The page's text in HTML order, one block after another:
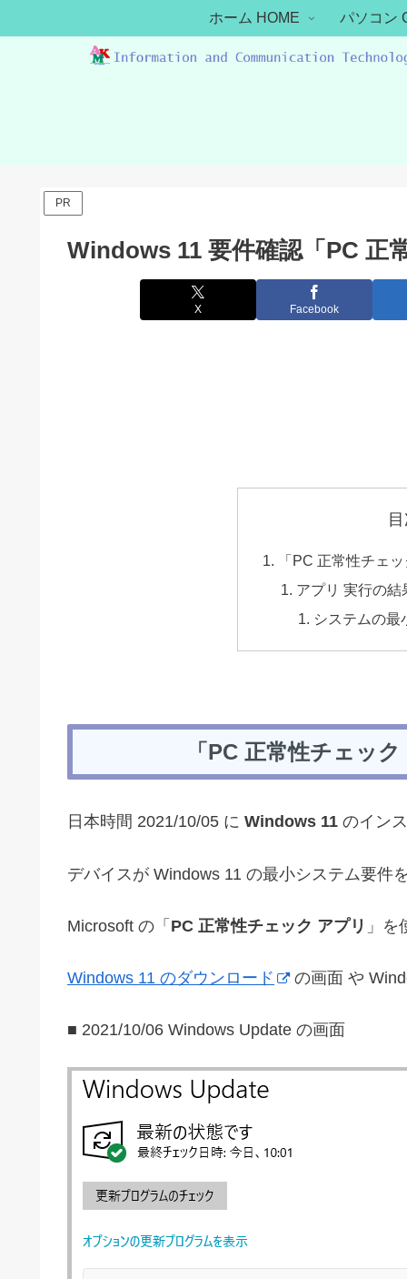
ホーム HOME パソコ
PR
Windows 11 要件確認「PC 正
X Facebook
「PC 正常性チェ
アプリ 実行の結
システムの最
「PC 正常性チェッ
日本時間 2021/10/05 に Windows 11 のイン
デバイスが Windows 11 の最小システム要件
Microsoft の「 PC 正常性チェック アプリ 」
Windows 11 のダウンロード の画面 や
■ 2021/10/06 Windows Update の画面